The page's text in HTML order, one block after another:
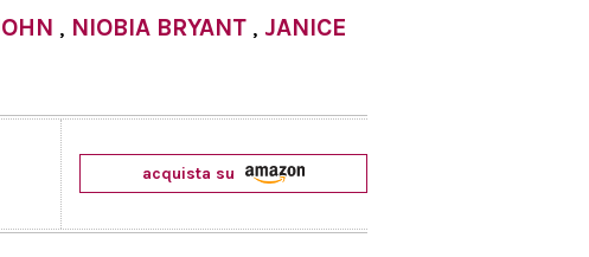
, NIOBIA BRYANT , JANICE
acquista su